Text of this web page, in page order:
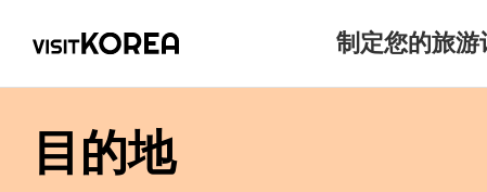
制定您的旅游
目的地